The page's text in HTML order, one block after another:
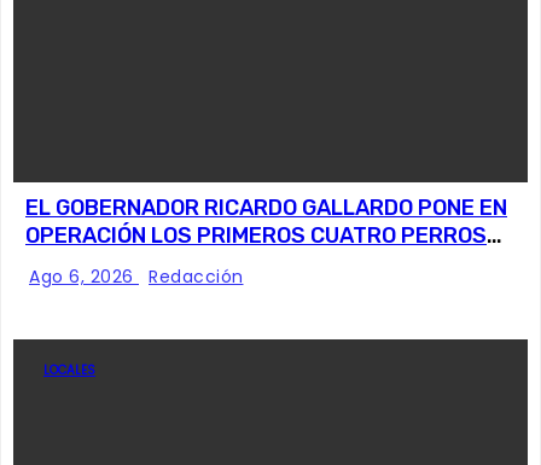
EL GOBERNADOR RICARDO GALLARDO PONE EN
OPERACIÓN LOS PRIMEROS CUATRO PERROS
ROBOT
Ago 6, 2026 Redacción
LOCALES